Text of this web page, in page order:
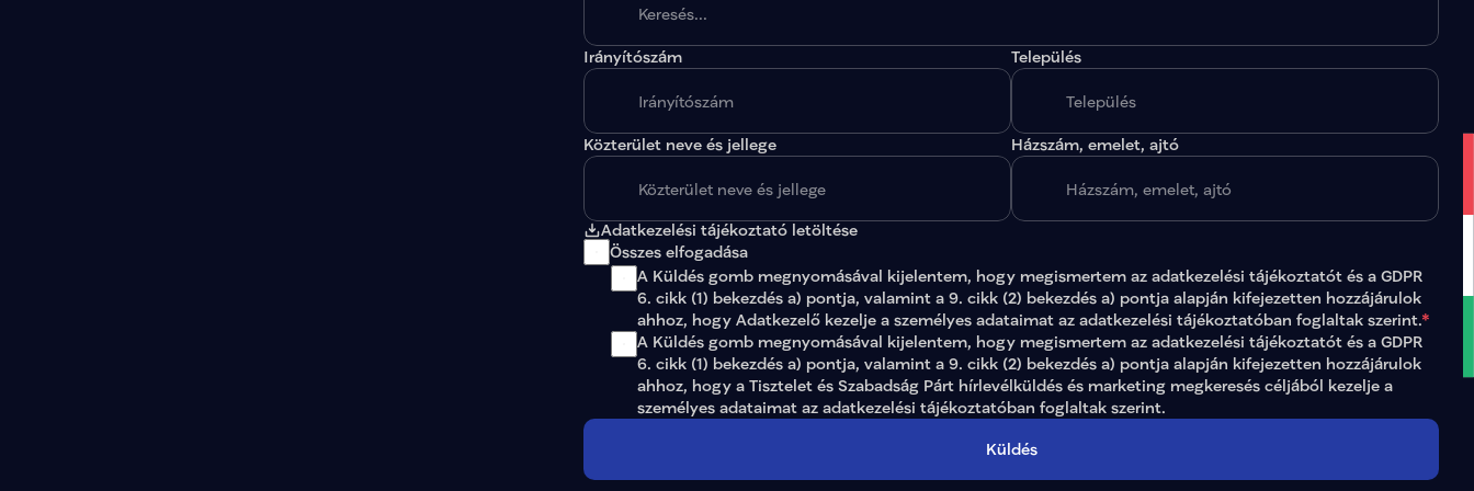
Irányítószám Település
Közterület neve és jellege Házszám, emelet, ajtó
Adatkezelési tájékoztató letöltése
Összes elfogadása
A Küldés gomb megnyomásával kijelentem, hogy megismertem az adatkezelési tájékoztatót és a GDPR
6. cikk (1) bekezdés a) pontja, valamint a 9. cikk (2) bekezdés a) pontja alapján kifejezetten hozzájárulok
ahhoz, hogy Adatkezelő kezelje a személyes adataimat az adatkezelési tájékoztatóban foglaltak szerint.*
A Küldés gomb megnyomásával kijelentem, hogy megismertem az adatkezelési tájékoztatót és a GDPR
6. cikk (1) bekezdés a) pontja, valamint a 9. cikk (2) bekezdés a) pontja alapján kifejezetten hozzájárulok
ahhoz, hogy a Tisztelet és Szabadság Párt hírlevélküldés és marketing megkeresés céljából kezelje a
személyes adataimat az adatkezelési tájékoztatóban foglaltak szerint.
Küldés